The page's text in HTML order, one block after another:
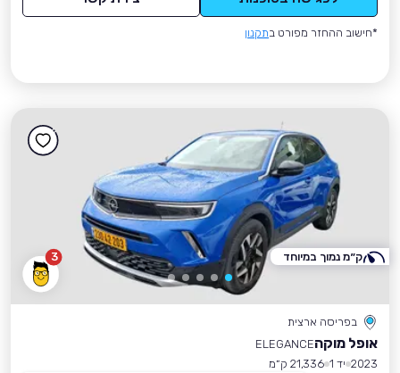
*חישוב ההחזר מפורט בתקנון
3
בפריסה ארצית
אופל מוקהELEGANCE
2023 יד 1
21,336 ק״מ
ק״מ נמוך במיוחד